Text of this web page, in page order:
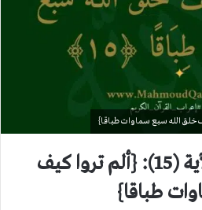
إعراب سورة نوح الآية (15): {ألم تروا كيف
طباقا}